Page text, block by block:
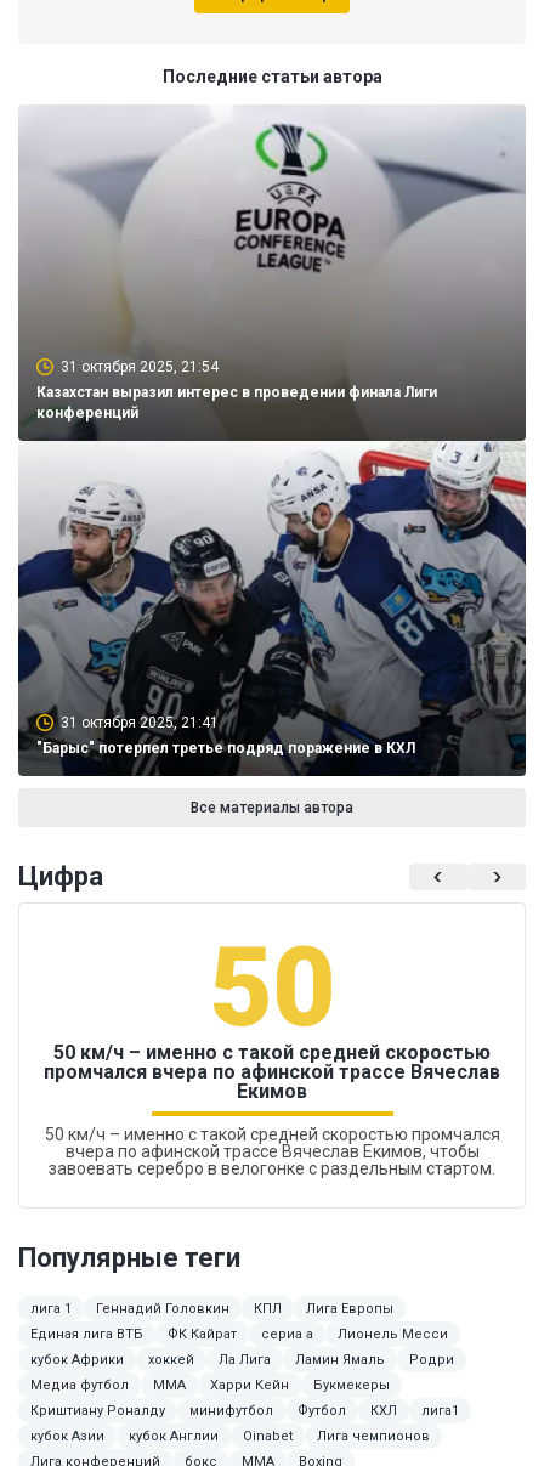
Последние статьи автора
31 октября 2025, 21:54
Казахстан выразил интерес в проведении финала Лиги
конференций
31 октября 2025, 21:41
"Барыс" потерпел третье подряд поражение в КХЛ
Все материалы автора
Цифра
50
50 км/ч – именно с такой средней скоростью
промчался вчера по афинской трассе Вячеслав
Екимов
50 км/ч – именно с такой средней скоростью промчался
вчера по афинской трассе Вячеслав Екимов, чтобы
завоевать серебро в велогонке с раздельным стартом.
Популярные теги
лига 1 Геннадий Головкин КПЛ
Лига Европы
Единая лига ВТБ
ФК Кайрат сериа а
Лионель Месси
кубок Африки
хоккей Ла Лига Ламин Ямаль
Родри
Медиа футбол
MMA Харри Кейн
Букмекеры
Криштиану Роналду
минифутбол Футбол КХЛ
лига1
кубок Азии
кубок Англии Oinabet
Лига чемпионов
Лига конференций
бокс ММА Boxing